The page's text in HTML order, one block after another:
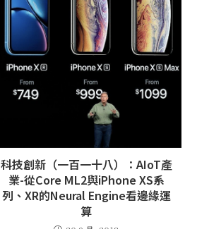
科技創新（一百一十八）：AIoT產
業-從Core ML2與iPhone XS系
列、XR的Neural Engine看邊緣運
算